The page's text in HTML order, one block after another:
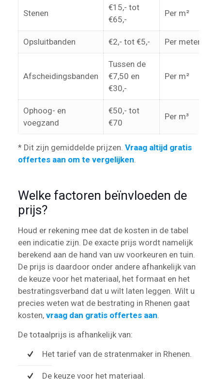
Stenen
€15,- tot
€65,-
Per m²
Opsluitbanden €2,- tot €5,- Per meter
Afscheidingsbanden
Tussen de
€7,50 en
€30,-
Per m²
Ophoog- en
voegzand
€50,- tot
€70
Per m³
* Dit zijn gemiddelde prijzen. Vraag altijd gratis
offertes aan om te vergelijken.
Welke factoren beïnvloeden de
prijs?
Houd er rekening mee dat de kosten in de tabel
een indicatie zijn. De exacte prijs wordt namelijk
berekend aan de hand van uw voorkeuren en tuin.
De prijs is daardoor onder andere afhankelijk van
de keuze voor het materiaal, het formaat en het
bestratingsverband dat u wilt laten leggen. Wilt u
precies weten wat de bestrating in Rhenen gaat
kosten, vraag dan gratis offertes aan.
De totaalprijs is afhankelijk van:
Het tarief van de stratenmaker in Rhenen.
De keuze voor het materiaal.